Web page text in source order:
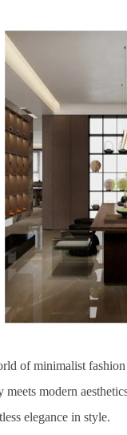
of minimalist fashion
modern
elegance in style.